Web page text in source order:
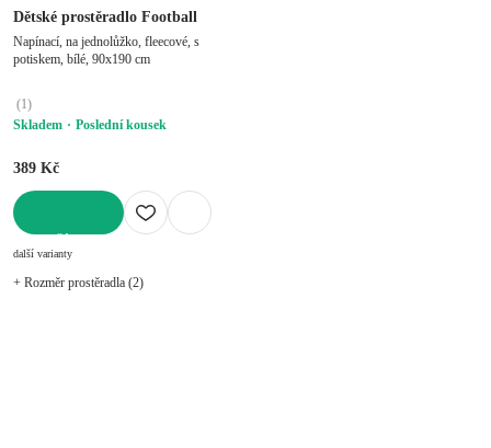
Dětské prostěradlo Football
Napínací, na jednolůžko, fleecové, s
potiskem, bílé, 90x190 cm
(1)
Skladem
Poslední kousek
389 Kč
další varianty
+ Rozměr prostěradla (2)